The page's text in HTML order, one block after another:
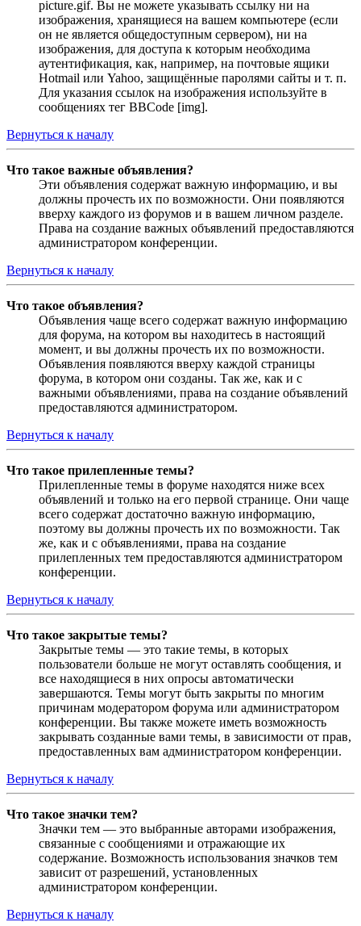
picture.gif. Вы не можете указывать ссылку ни на
изображения, хранящиеся на вашем компьютере (если
он не является общедоступным сервером), ни на
изображения, для доступа к которым необходима
аутентификация, как, например, на почтовые ящики
Hotmail или Yahoo, защищённые паролями сайты и т. п.
Для указания ссылок на изображения используйте в
сообщениях тег BBCode [img].
Вернуться к началу
Что такое важные объявления?
Эти объявления содержат важную информацию, и вы
должны прочесть их по возможности. Они появляются
вверху каждого из форумов и в вашем личном разделе.
Права на создание важных объявлений предоставляются
администратором конференции.
Вернуться к началу
Что такое объявления?
Объявления чаще всего содержат важную информацию
для форума, на котором вы находитесь в настоящий
момент, и вы должны прочесть их по возможности.
Объявления появляются вверху каждой страницы
форума, в котором они созданы. Так же, как и с
важными объявлениями, права на создание объявлений
предоставляются администратором.
Вернуться к началу
Что такое прилепленные темы?
Прилепленные темы в форуме находятся ниже всех
объявлений и только на его первой странице. Они чаще
всего содержат достаточно важную информацию,
поэтому вы должны прочесть их по возможности. Так
же, как и с объявлениями, права на создание
прилепленных тем предоставляются администратором
конференции.
Вернуться к началу
Что такое закрытые темы?
Закрытые темы — это такие темы, в которых
пользователи больше не могут оставлять сообщения, и
все находящиеся в них опросы автоматически
завершаются. Темы могут быть закрыты по многим
причинам модератором форума или администратором
конференции. Вы также можете иметь возможность
закрывать созданные вами темы, в зависимости от прав,
предоставленных вам администратором конференции.
Вернуться к началу
Что такое значки тем?
Значки тем — это выбранные авторами изображения,
связанные с сообщениями и отражающие их
содержание. Возможность использования значков тем
зависит от разрешений, установленных
администратором конференции.
Вернуться к началу